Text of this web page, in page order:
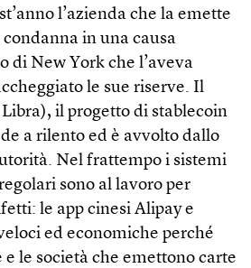
l’azienda che la emette
in una causa
di New York che l’aveva
le sue riserve. Il
il progetto di stablecoin
a rilento ed è avvolto dallo
Nel frattempo i sistemi
sono al lavoro per
le app cinesi Alipay e
ed economiche perché
e le società che emettono carte